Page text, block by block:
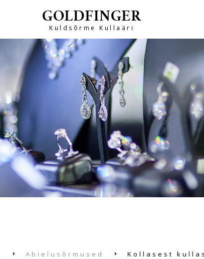
GOLDFINGER
Kuldsõrme Kullaäri
Abielusõrmused Kollasest